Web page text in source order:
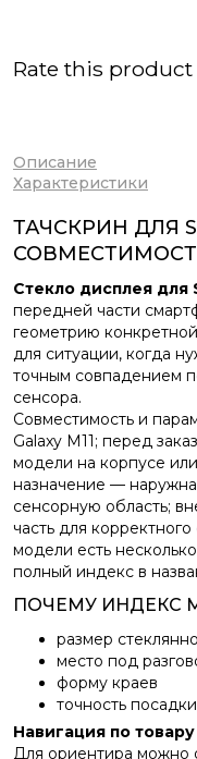
Rate this product
Описание
Характеристики
ТАЧСКРИН ДЛЯ
Стекло дисплея для
передней части
геометрию
для ситуации, когда
точным совпадением
сенсора.
Совместимость и
Galaxy M11; перед
модели на корпусе
назначение —
сенсорную область;
часть для
модели есть
полный индекс в
ПОЧЕМУ ИНДЕКС
размер
место под
форму краев
точность
Навигация по товару
Для ориентира можно